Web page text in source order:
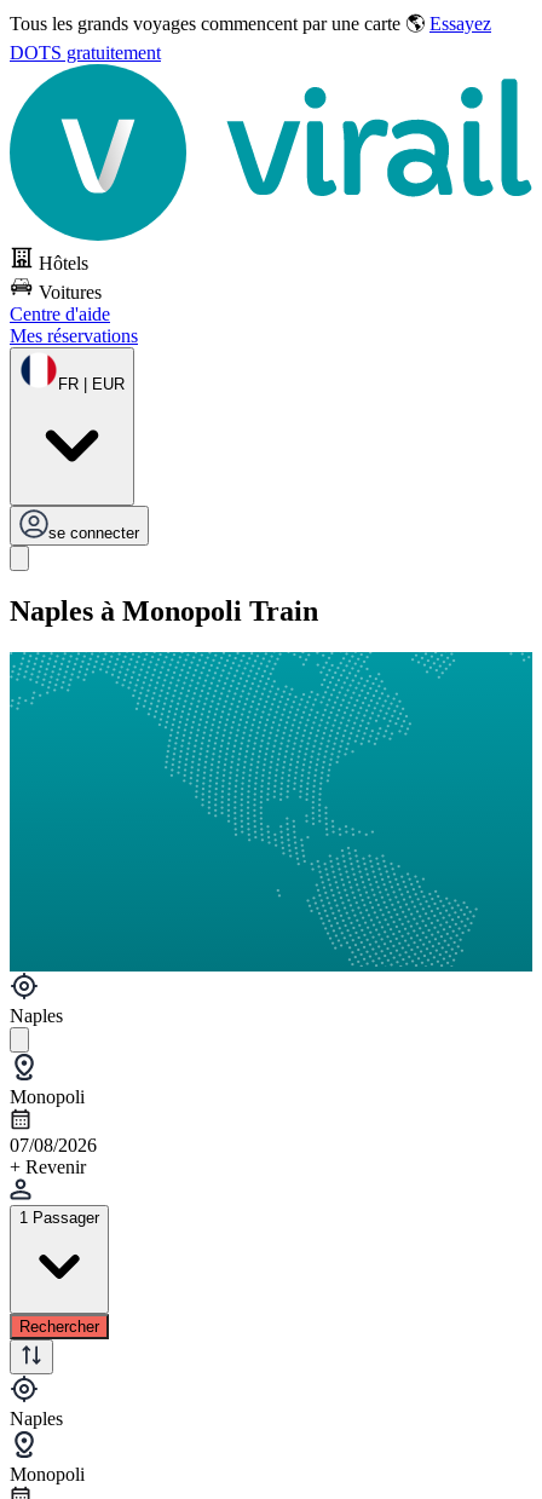
Tous les grands voyages commencent par une carte 🌎 Essayez
DOTS gratuitement
Hôtels
Voitures
Centre d'aide
Mes réservations
FR | EUR
se connecter
Naples à Monopoli Train
Naples
Monopoli
07/08/2026
+ Revenir
1 Passager
Rechercher
Naples
Monopoli